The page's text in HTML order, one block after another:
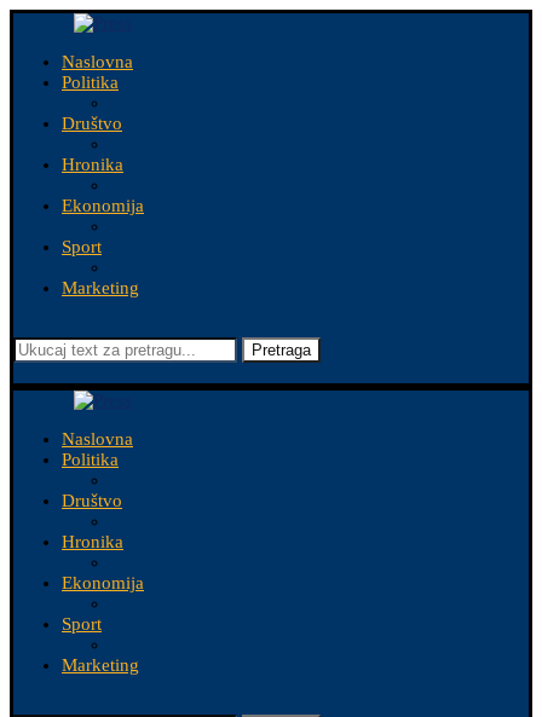
Naslovna
Politika
Društvo
Hronika
Ekonomija
Sport
Marketing
Pretraga
Naslovna
Politika
Društvo
Hronika
Ekonomija
Sport
Marketing